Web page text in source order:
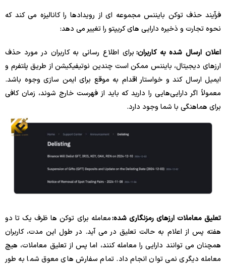
فرآیند حذف توکن بایننس مجموعه ای از رویدادها را کانالیزه می کند که
نحوه تجارت و ذخیره دارایی های کریپتو را تغییر می دهد:
اعلان ارسال شده به کاربران: برای اطلاع رسانی به کاربران در مورد حذف
ارزهای دیجیتال، بایننس ممکن است چندین نوتیفیکیشن از طریق پلتفرم و
ایمیل ارسال کند و خواستار اقدام به موقع برای ایمن سازی وجوه باشد.
معمولاً اگر دارایی‌هایی را دارید که باید از فهرست خارج شوند، زمان کافی
برای هماهنگی با شما وجود دارد.
تعلیق معاملات ارزهای رمزنگاری شده:معامله برای توکن ها ظرف یک تا دو
هفته پس از اعلام به حالت تعلیق در می آید. در طول این مدت، کاربران
همچنان می توانند دارایی را معامله کنند، اما پس از تعلیق معاملات، هیچ
معامله دیگری نمی توان انجام داد. تمام سفارش های معوق شما به طور